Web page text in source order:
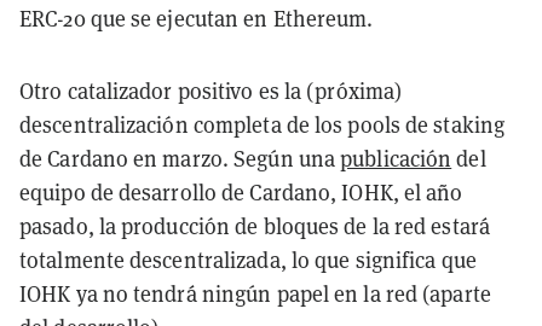
ERC-20 que se ejecutan en Ethereum.
Otro catalizador positivo es la (próxima)
descentralización completa de los pools de staking
de Cardano en marzo. Según unapublicación del
equipo de desarrollo de Cardano, IOHK, el año
pasado, la producción de bloques de la red estará
totalmente descentralizada, lo que significa que
IOHK ya no tendrá ningún papel en la red (aparte